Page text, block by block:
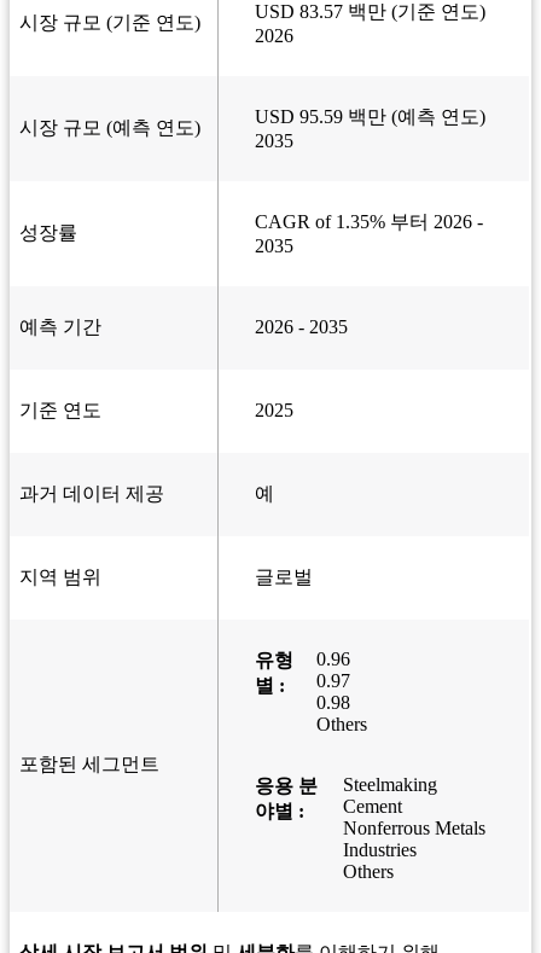
시장 규모 (기준 연도)
USD 83.57 백만 (기준 연도)
2026
시장 규모 (예측 연도)
USD 95.59 백만 (예측 연도)
2035
성장률
CAGR of 1.35% 부터 2026 -
2035
예측 기간 2026 - 2035
기준 연도 2025
과거 데이터 제공 예
지역 범위 글로벌
포함된 세그먼트
유형
별 :
0.96
0.97
0.98
Others
응용 분
야별 :
Steelmaking
Cement
Nonferrous Metals
Industries
Others